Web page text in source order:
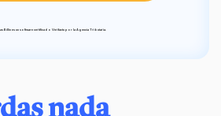
Billin es un software certificado Verifactu por la Agencia Tributaria.
nada